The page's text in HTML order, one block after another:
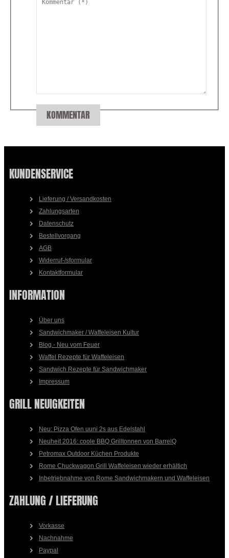
KOMMENTAR
KUNDENSERVICE
Lieferung / Versandkosten
Zahlungsarten
Datenschutz
Bestellvorgang
AGB
Widerruf-/sformular
Kontaktformular
INFORMATION
Über uns
Sandwichmaker / Waffeleisen Kultur
Blog - Neu vom Feuer
Waffel Rezepte für Waffeleisen
Sandwich Rezepte für Sandwichmaker
Impressum
GRILL NEUIGKEITEN
Neu: Pizza Ofen uuni 2s aus Edelstahl
Neuheit 2016: coole BBQ Grilltonnen von BarrelQ
Petromax Outdoor Küchen Produkte
Rome Chuckwagon Grill Waffeleisen wieder erhältich
Inbetriebnahme von Rome Sandwichmakern und Waffeleisen
ZAHLUNG / LIEFERUNG
Vorkasse
Nachnahme
Paypal